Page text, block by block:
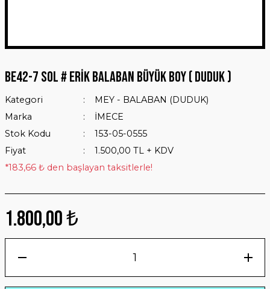
BE42-7 SOL # ERİK BALABAN BÜYÜK BOY ( DUDUK )
Kategori
MEY - BALABAN (DUDUK)
Marka
İMECE
Stok Kodu
153-05-0555
Fiyat
1.500,00 TL + KDV
*183,66 ₺ den başlayan taksitlerle!
1.800,00 ₺